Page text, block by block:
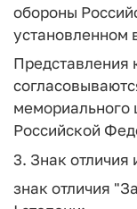
обороны
установленном
Представления
мемориального
Российской
3. Знак отличия
знак отличия